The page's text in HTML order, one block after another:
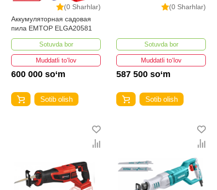
(0 Sharhlar)
Аккумуляторная садовая
пила EMTOP ELGA20581
Sotuvda bor
Muddatli to‘lov
600 000 so‘m
Sotib olish
(0 Sharhlar)
Sotuvda bor
Muddatli to‘lov
587 500 so‘m
Sotib olish